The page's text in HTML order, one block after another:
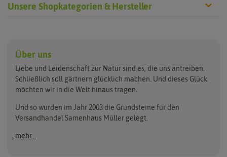
Unsere Shopkategorien & Hersteller
Anzuchtschalen
Beleuchtung
Folien, Vliese und Netze
Gartengeräte
Nützlinge & Nisthilfen
Keimsprossen
Saatgut für Werbezwecke
Samen-Sets
Gemüsesamen
Benary
Buzzy Seeds
Clever Pots
Dürr-Samen
FLORTUS
Greenline
Grüne Oase
Über uns
Liebe und Leidenschaft zur Natur sind es, die uns antreiben.
Schließlich soll gärtnern glücklich machen. Und dieses Glück
möchten wir in die Welt hinaus tragen.
Und so wurden im Jahr 2003 die Grundsteine für den
Versandhandel Samenhaus Müller gelegt.
mehr...